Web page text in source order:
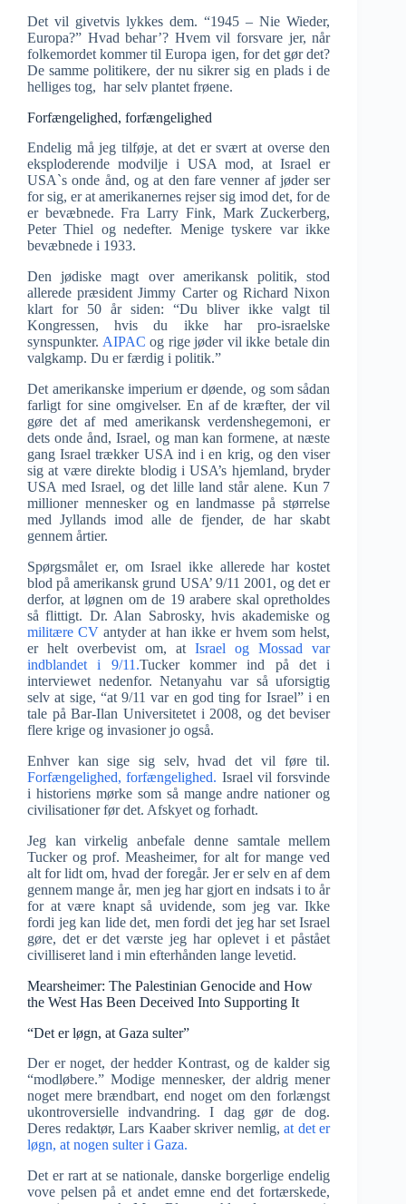
Det vil givetvis lykkes dem. “1945 – Nie Wieder,
Europa?” Hvad behar’? Hvem vil forsvare jer, når
folkemordet kommer til Europa igen, for det gør det?
De samme politikere, der nu sikrer sig en plads i de
helliges tog, har selv plantet frøene.
Forfængelighed, forfængelighed
Endelig må jeg tilføje, at det er svært at overse den
eksploderende modvilje i USA mod, at Israel er
USA`s onde ånd, og at den fare venner af jøder ser
for sig, er at amerikanernes rejser sig imod det, for de
er bevæbnede. Fra Larry Fink, Mark Zuckerberg,
Peter Thiel og nedefter. Menige tyskere var ikke
bevæbnede i 1933.
Den jødiske magt over amerikansk politik, stod
allerede præsident Jimmy Carter og Richard Nixon
klart for 50 år siden: “Du bliver ikke valgt til
Kongressen, hvis du ikke har pro-israelske
synspunkter. AIPAC og rige jøder vil ikke betale din
valgkamp. Du er færdig i politik.”
Det amerikanske imperium er døende, og som sådan
farligt for sine omgivelser. En af de kræfter, der vil
gøre det af med amerikansk verdenshegemoni, er
dets onde ånd, Israel, og man kan formene, at næste
gang Israel trækker USA ind i en krig, og den viser
sig at være direkte blodig i USA’s hjemland, bryder
USA med Israel, og det lille land står alene. Kun 7
millioner mennesker og en landmasse på størrelse
med Jyllands imod alle de fjender, de har skabt
gennem årtier.
Spørgsmålet er, om Israel ikke allerede har kostet
blod på amerikansk grund USA’ 9/11 2001, og det er
derfor, at løgnen om de 19 arabere skal opretholdes
så flittigt. Dr. Alan Sabrosky, hvis akademiske og
militære CV antyder at han ikke er hvem som helst,
er helt overbevist om, atIsrael og Mossad var
indblandet i 9/11.Tucker kommer ind på det i
interviewet nedenfor. Netanyahu var så uforsigtig
selv at sige, “at 9/11 var en god ting for Israel” i en
tale på Bar-Ilan Universitetet i 2008, og det beviser
flere krige og invasioner jo også.
Enhver kan sige sig selv, hvad det vil føre til.
Forfængelighed, forfængelighed. Israel vil forsvinde
i historiens mørke som så mange andre nationer og
civilisationer før det. Afskyet og forhadt.
Jeg kan virkelig anbefale denne samtale mellem
Tucker og prof. Measheimer, for alt for mange ved
alt for lidt om, hvad der foregår. Jer er selv en af dem
gennem mange år, men jeg har gjort en indsats i to år
for at være knapt så uvidende, som jeg var. Ikke
fordi jeg kan lide det, men fordi det jeg har set Israel
gøre, det er det værste jeg har oplevet i et påstået
civilliseret land i min efterhånden lange levetid.
Mearsheimer: The Palestinian Genocide and How
the West Has Been Deceived Into Supporting It
“Det er løgn, at Gaza sulter”
Der er noget, der hedder Kontrast, og de kalder sig
“modløbere.” Modige mennesker, der aldrig mener
noget mere brændbart, end noget om den forlængst
ukontroversielle indvandring. I dag gør de dog.
Deres redaktør, Lars Kaaber skriver nemlig,at det er
løgn, at nogen sulter i Gaza.
Det er rart at se nationale, danske borgerlige endelig
vove pelsen på et andet emne end det fortærskede,